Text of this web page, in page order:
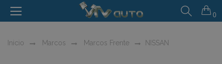
0
Inicio Marcos Marcos Frente NISSAN